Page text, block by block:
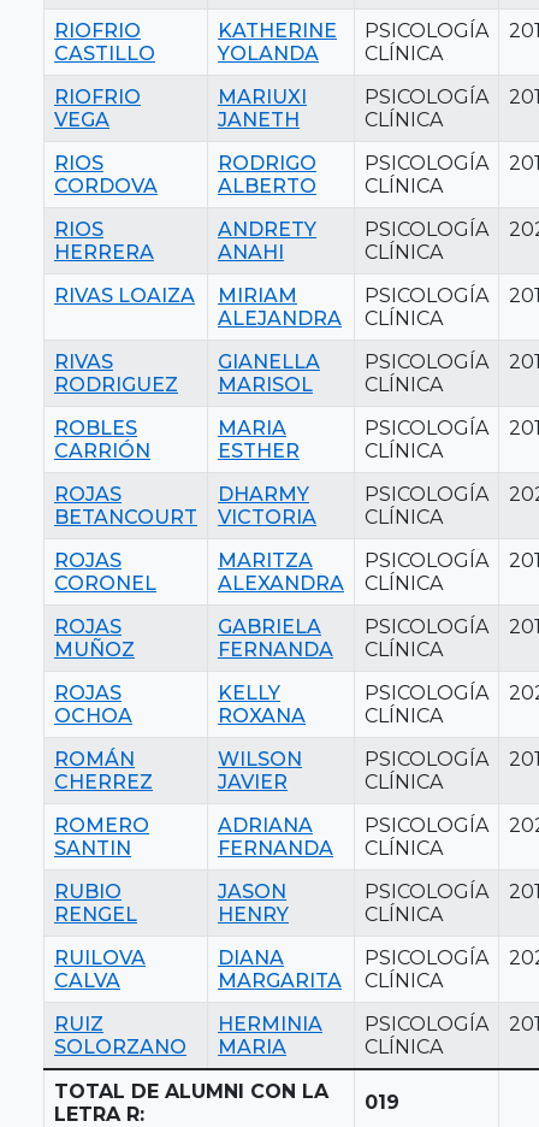
RIOFRIO
CASTILLO
KATHERINE
YOLANDA
PSICOLOGÍA
CLÍNICA
RIOFRIO
VEGA
MARIUXI
JANETH
PSICOLOGÍA
CLÍNICA
RIOS
CORDOVA
RODRIGO
ALBERTO
PSICOLOGÍA
CLÍNICA
RIOS
HERRERA
ANDRETY
ANAHI
PSICOLOGÍA
CLÍNICA
RIVAS LOAIZA
MIRIAM
ALEJANDRA
PSICOLOGÍA
CLÍNICA
RIVAS
RODRIGUEZ
GIANELLA
MARISOL
PSICOLOGÍA
CLÍNICA
ROBLES
CARRIÓN
MARIA
ESTHER
PSICOLOGÍA
CLÍNICA
ROJAS
BETANCOURT
DHARMY
VICTORIA
PSICOLOGÍA
CLÍNICA
ROJAS
CORONEL
MARITZA
ALEXANDRA
PSICOLOGÍA
CLÍNICA
ROJAS
MUÑOZ
GABRIELA
FERNANDA
PSICOLOGÍA
CLÍNICA
ROJAS
OCHOA
KELLY
ROXANA
PSICOLOGÍA
CLÍNICA
ROMÁN
CHERREZ
WILSON
JAVIER
PSICOLOGÍA
CLÍNICA
ROMERO
SANTIN
ADRIANA
FERNANDA
PSICOLOGÍA
CLÍNICA
RUBIO
RENGEL
JASON
HENRY
PSICOLOGÍA
CLÍNICA
RUILOVA
CALVA
DIANA
MARGARITA
PSICOLOGÍA
CLÍNICA
RUIZ
SOLORZANO
HERMINIA
MARIA
PSICOLOGÍA
CLÍNICA
TOTAL DE ALUMNI CON LA
LETRA R:
019